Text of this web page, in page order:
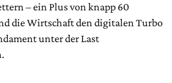
– ein Plus von knapp 60
die Wirtschaft den digitalen Turbo
unter der Last